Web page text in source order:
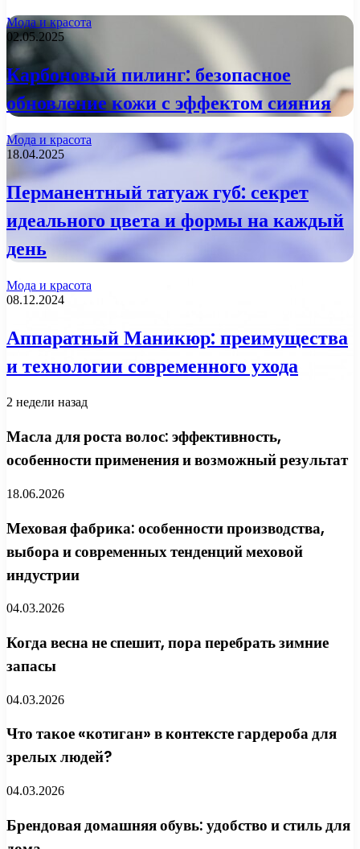
Мода и красота
02.05.2025
Карбоновый пилинг: безопасное
обновление кожи с эффектом сияния
Мода и красота
18.04.2025
Перманентный татуаж губ: секрет
идеального цвета и формы на каждый
день
Мода и красота
08.12.2024
Аппаратный Маникюр: преимущества
и технологии современного ухода
2 недели назад
Масла для роста волос: эффективность,
особенности применения и возможный результат
18.06.2026
Меховая фабрика: особенности производства,
выбора и современных тенденций меховой
индустрии
04.03.2026
Когда весна не спешит, пора перебрать зимние
запасы
04.03.2026
Что такое «котиган» в контексте гардероба для
зрелых людей?
04.03.2026
Брендовая домашняя обувь: удобство и стиль для